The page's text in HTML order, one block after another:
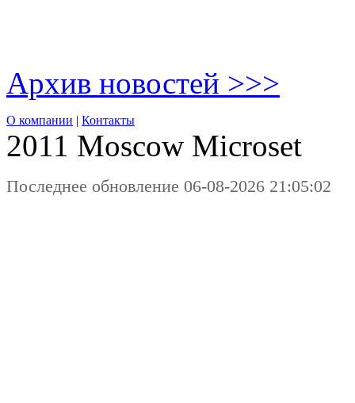
Архив новостей >>>
О компании | Контакты
2011 Moscow Microset
Последнее обновление 06-08-2026 21:05:02